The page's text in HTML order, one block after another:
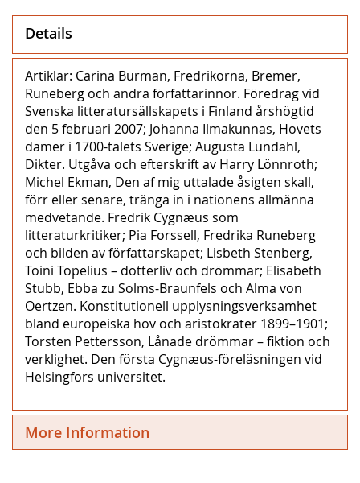
Details
Artiklar: Carina Burman, Fredrikorna, Bremer,
Runeberg och andra författarinnor. Föredrag vid
Svenska litteratursällskapets i Finland årshögtid
den 5 februari 2007; Johanna Ilmakunnas, Hovets
damer i 1700-talets Sverige; Augusta Lundahl,
Dikter. Utgåva och efterskrift av Harry Lönnroth;
Michel Ekman, Den af mig uttalade åsigten skall,
förr eller senare, tränga in i nationens allmänna
medvetande. Fredrik Cygnæus som
litteraturkritiker; Pia Forssell, Fredrika Runeberg
och bilden av författarskapet; Lisbeth Stenberg,
Toini Topelius – dotterliv och drömmar; Elisabeth
Stubb, Ebba zu Solms-Braunfels och Alma von
Oertzen. Konstitutionell upplysningsverksamhet
bland europeiska hov och aristokrater 1899–1901;
Torsten Pettersson, Lånade drömmar – fiktion och
verklighet. Den första Cygnæus-föreläsningen vid
Helsingfors universitet.
More Information